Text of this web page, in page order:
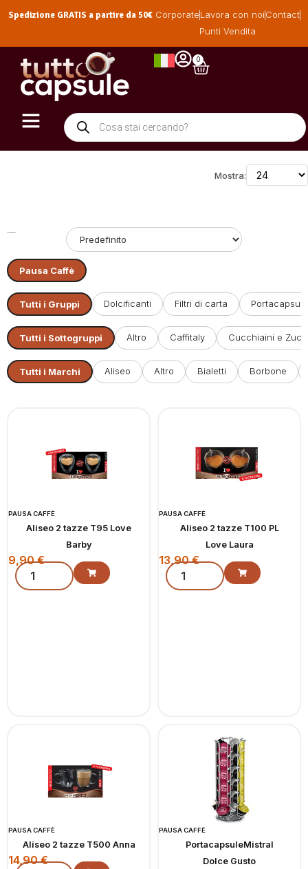
Spedizione GRATIS a partire da 50€ Corporate Lavora con noi Contact
Punti Vendita
0
Mostra:
Ordinamento:
Pausa Caffè
Tutti i Gruppi Dolcificanti Filtri di carta Portacapsule
Tutti i Sottogruppi Altro Caffitaly Cucchiaini e
Tutti i Marchi Aliseo Altro Bialetti Borbone
PAUSA CAFFÈ
Aliseo 2 tazze T95 Love
Barby
9,90€
PAUSA CAFFÈ
Aliseo 2 tazze T100 PL
Love Laura
13,90€
PAUSA CAFFÈ
Aliseo 2 tazze T500 Anna
14,90€
PAUSA CAFFÈ
PortacapsuleMistral
Dolce Gusto